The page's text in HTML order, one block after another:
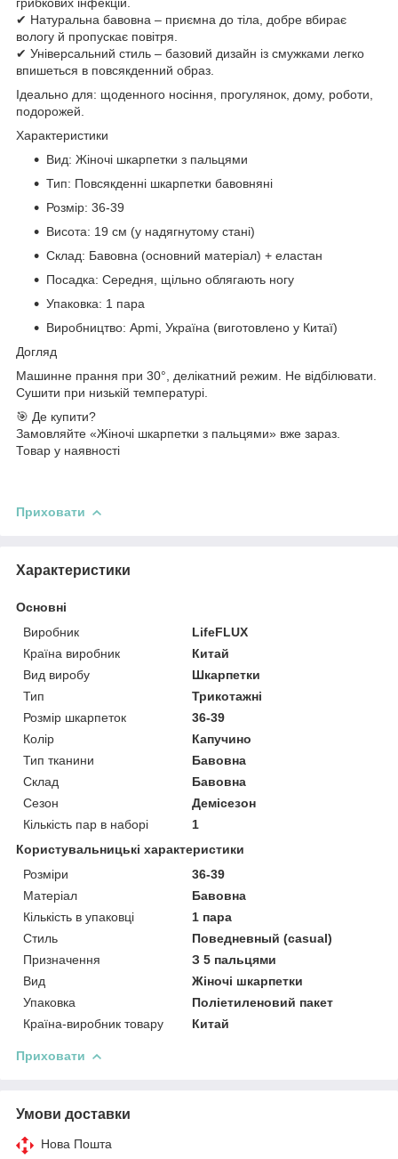
✔ Натуральна бавовна – приємна до тіла, добре вбирає
вологу й пропускає повітря.
✔ Універсальний стиль – базовий дизайн із смужками легко
впишеться в повсякденний образ.
Ідеально для: щоденного носіння, прогулянок, дому, роботи,
подорожей.
Характеристики
Вид: Жіночі шкарпетки з пальцями
Тип: Повсякденні шкарпетки бавовняні
Розмір: 36-39
Висота: 19 см (у надягнутому стані)
Склад: Бавовна (основний матеріал) + еластан
Посадка: Середня, щільно облягають ногу
Упаковка: 1 пара
Виробництво: Apmi, Україна (виготовлено у Китаї)
Догляд
Машинне прання при 30°, делікатний режим. Не відбілювати.
Сушити при низькій температурі.
🎯 Де купити?
Замовляйте «Жіночі шкарпетки з пальцями» вже зараз.
Товар у наявності
Приховати
Характеристики
Основні
Виробник
LifeFLUX
Країна виробник
Китай
Вид виробу
Шкарпетки
Тип
Трикотажні
Розмір шкарпеток
36-39
Колір
Капучино
Тип тканини
Бавовна
Склад
Бавовна
Сезон
Демісезон
Кількість пар в наборі
1
Користувальницькі характеристики
Розміри
36-39
Матеріал
Бавовна
Кількість в упаковці
1 пара
Стиль
Поведневный (casual)
Призначення
З 5 пальцями
Вид
Жіночі шкарпетки
Упаковка
Поліетиленовий пакет
Країна-виробник товару
Китай
Приховати
Умови доставки
Нова Пошта